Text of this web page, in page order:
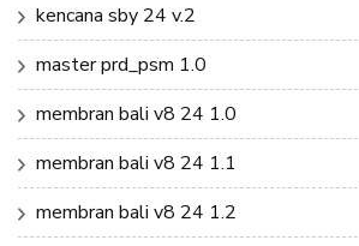
kencana sby 24 v.2
master prd_psm 1.0
membran bali v8 24 1.0
membran bali v8 24 1.1
membran bali v8 24 1.2